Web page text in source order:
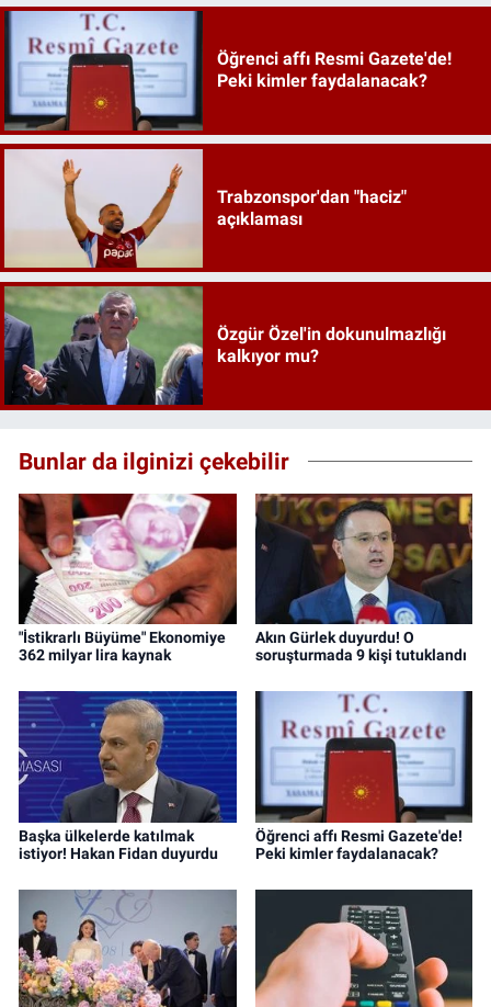
Öğrenci affı Resmi Gazete'de!
Peki kimler faydalanacak?
Trabzonspor'dan "haciz"
açıklaması
Özgür Özel'in dokunulmazlığı
kalkıyor mu?
Bunlar da ilginizi çekebilir
"İstikrarlı Büyüme" Ekonomiye
362 milyar lira kaynak
Akın Gürlek duyurdu! O
soruşturmada 9 kişi tutuklandı
Başka ülkelerde katılmak
istiyor! Hakan Fidan duyurdu
Öğrenci affı Resmi Gazete'de!
Peki kimler faydalanacak?